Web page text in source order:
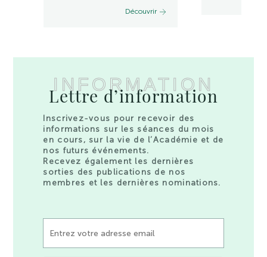
Découvrir
INFORMATION
Lettre d’information
Inscrivez-vous pour recevoir des
informations sur les séances du mois
en cours, sur la vie de l’Académie et de
nos futurs événements.
Recevez également les dernières
sorties des publications de nos
membres et les dernières nominations.